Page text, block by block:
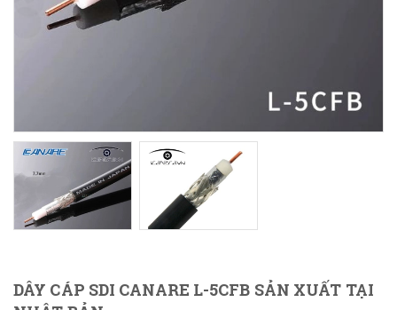
DÂY CÁP SDI CANARE L-5CFB SẢN XUẤT TẠI